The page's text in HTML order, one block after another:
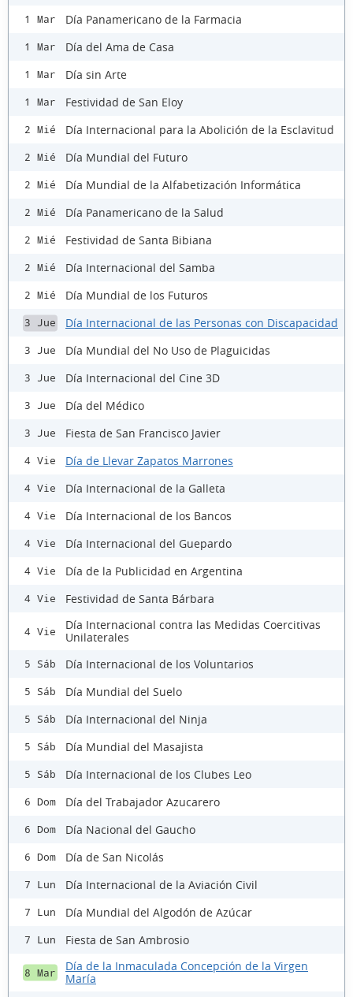
1 Mar Día Panamericano de la Farmacia
1 Mar Día del Ama de Casa
1 Mar Día sin Arte
1 Mar Festividad de San Eloy
2 Mié Día Internacional para la Abolición de la Esclavitud
2 Mié Día Mundial del Futuro
2 Mié Día Mundial de la Alfabetización Informática
2 Mié Día Panamericano de la Salud
2 Mié Festividad de Santa Bibiana
2 Mié Día Internacional del Samba
2 Mié Día Mundial de los Futuros
3 Jue Día Internacional de las Personas con Discapacidad
3 Jue Día Mundial del No Uso de Plaguicidas
3 Jue Día Internacional del Cine 3D
3 Jue Día del Médico
3 Jue Fiesta de San Francisco Javier
4 Vie Día de Llevar Zapatos Marrones
4 Vie Día Internacional de la Galleta
4 Vie Día Internacional de los Bancos
4 Vie Día Internacional del Guepardo
4 Vie Día de la Publicidad en Argentina
4 Vie Festividad de Santa Bárbara
4 Vie
Día Internacional contra las Medidas Coercitivas
Unilaterales
5 Sáb Día Internacional de los Voluntarios
5 Sáb Día Mundial del Suelo
5 Sáb Día Internacional del Ninja
5 Sáb Día Mundial del Masajista
5 Sáb Día Internacional de los Clubes Leo
6 Dom Día del Trabajador Azucarero
6 Dom Día Nacional del Gaucho
6 Dom Día de San Nicolás
7 Lun Día Internacional de la Aviación Civil
7 Lun Día Mundial del Algodón de Azúcar
7 Lun Fiesta de San Ambrosio
8 Mar
Día de la Inmaculada Concepción de la Virgen
María